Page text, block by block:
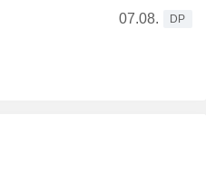
07.08.
DP